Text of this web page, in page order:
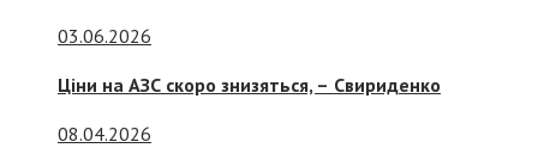
03.06.2026
Ціни на АЗС скоро знизяться, – Свириденко
08.04.2026